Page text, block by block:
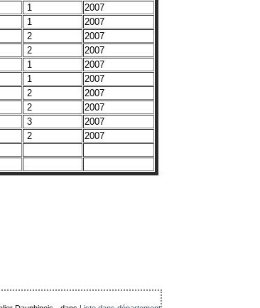
1
2007
1
2007
2
2007
2
2007
1
2007
1
2007
2
2007
2
2007
3
2007
2 2007